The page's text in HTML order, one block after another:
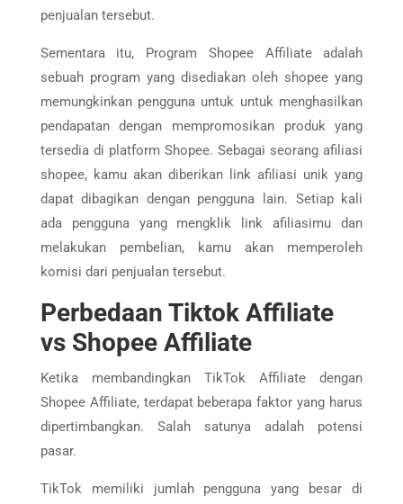
penjualan tersebut.
Sementara itu, Program Shopee Affiliate adalah
sebuah program yang disediakan oleh shopee yang
memungkinkan pengguna untuk untuk menghasilkan
pendapatan dengan mempromosikan produk yang
tersedia di platform Shopee. Sebagai seorang afiliasi
shopee, kamu akan diberikan link afiliasi unik yang
dapat dibagikan dengan pengguna lain. Setiap kali
ada pengguna yang mengklik link afiliasimu dan
melakukan pembelian, kamu akan memperoleh
komisi dari penjualan tersebut.
Perbedaan Tiktok Affiliate
vs Shopee Affiliate
Ketika membandingkan TikTok Affiliate dengan
Shopee Affiliate, terdapat beberapa faktor yang harus
dipertimbangkan. Salah satunya adalah potensi
pasar.
TikTok memiliki jumlah pengguna yang besar di